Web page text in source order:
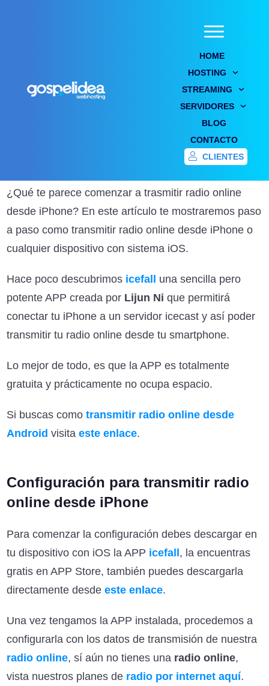
HOME
HOSTING
STREAMING
SERVIDORES
BLOG
CONTACTO
CLIENTES
Transmitir radio online desde
¿Qué te parece comenzar a trasmitir radio online
desde iPhone? En este artículo te mostraremos paso
a paso como transmitir radio online desde iPhone o
cualquier dispositivo con sistema iOS.
Hace poco descubrimos icefall
una sencilla pero
potente APP creada por Lijun Ni que permitirá
conectar tu iPhone a un servidor icecast y así poder
transmitir tu radio online desde tu smartphone.
Lo mejor de todo, es que la APP es totalmente
gratuita y prácticamente no ocupa espacio.
Si buscas como transmitir radio online desde
Android visita este enlace.
Configuración para transmitir radio
online desde iPhone
Para comenzar la configuración debes descargar en
tu dispositivo con iOS la APP icefall , la encuentras
gratis en APP Store, también puedes descargarla
directamente desde este enlace.
Una vez tengamos la APP instalada, procedemos a
configurarla con los datos de transmisión de nuestra
radio online, sí aún no tienes una radio online,
vista nuestros planes de radio por internet aquí.